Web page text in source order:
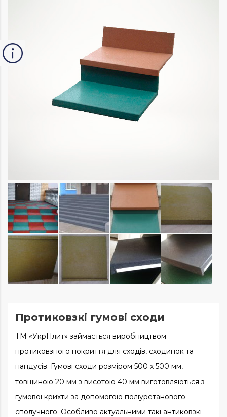
Протиковзкі гумові сходи
ТМ «УкрПлит» займається виробництвом
протиковзного покриття для сходів, сходинок та
пандусів. Гумові сходи розміром 500 х 500 мм,
товщиною 20 мм з висотою 40 мм виготовляються з
гумової крихти за допомогою поліуретанового
сполучного. Особливо актуальними такі антиковзкі